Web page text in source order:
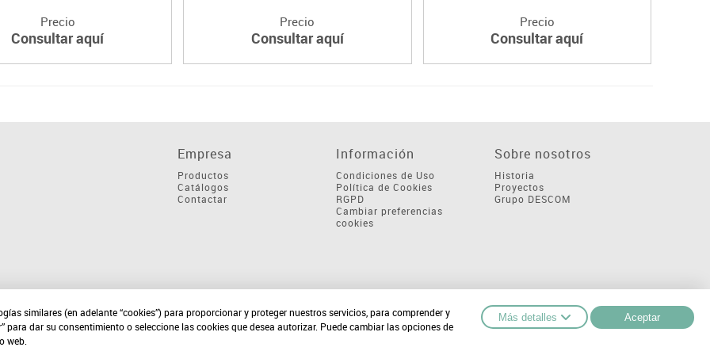
Precio
Consultar aquí
Precio
Consultar aquí
Precio
Consultar aquí
Empresa
Productos
Catálogos
Contactar
Información
Condiciones de Uso
Política de Cookies
RGPD
Cambiar preferencias
cookies
Sobre nosotros
Historia
Proyectos
Grupo DESCOM
similares (en adelante “cookies”) para proporcionar y proteger nuestros servicios, para comprender y
dar su consentimiento o seleccione las cookies que desea autorizar. Puede cambiar las opciones de
web.
Más detalles Aceptar